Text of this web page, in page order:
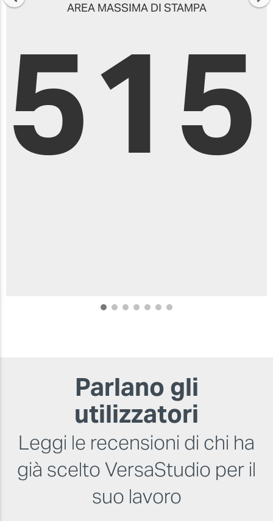
AREA MASSIMA DI STAMPA
DIMENSIONI DESKTOP
Parlano gli
utilizzatori
Leggi le recensioni di chi ha
già scelto VersaStudio per il
suo lavoro